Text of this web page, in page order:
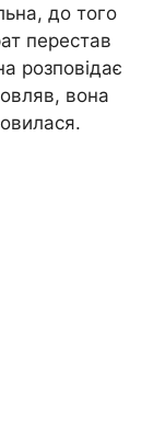
до того
перестав
розповідає
вона